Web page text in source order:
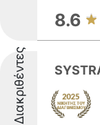
8.6
Διακριθέντες